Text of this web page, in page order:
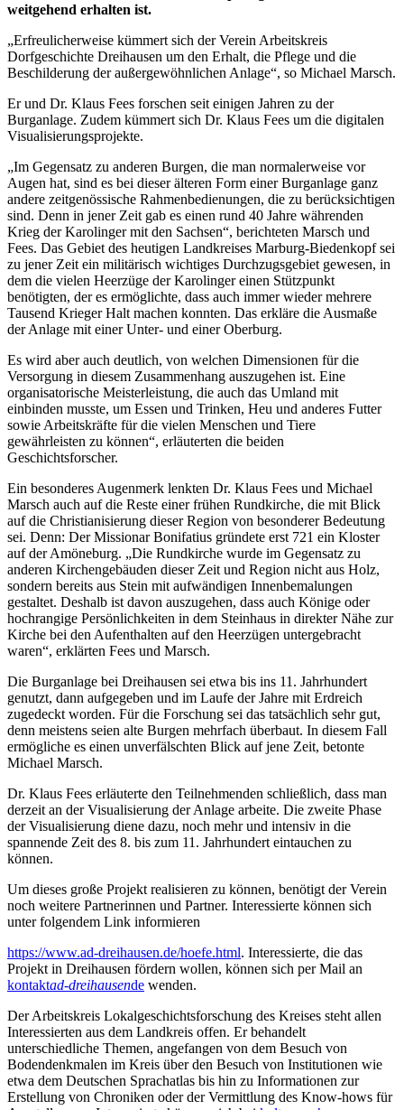
weitgehend erhalten ist.
„Erfreulicherweise kümmert sich der Verein Arbeitskreis
Dorfgeschichte Dreihausen um den Erhalt, die Pflege und die
Beschilderung der außergewöhnlichen Anlage“, so Michael Marsch.
Er und Dr. Klaus Fees forschen seit einigen Jahren zu der
Burganlage. Zudem kümmert sich Dr. Klaus Fees um die digitalen
Visualisierungsprojekte.
„Im Gegensatz zu anderen Burgen, die man normalerweise vor
Augen hat, sind es bei dieser älteren Form einer Burganlage ganz
andere zeitgenössische Rahmenbedienungen, die zu berücksichtigen
sind. Denn in jener Zeit gab es einen rund 40 Jahre währenden
Krieg der Karolinger mit den Sachsen“, berichteten Marsch und
Fees. Das Gebiet des heutigen Landkreises Marburg-Biedenkopf sei
zu jener Zeit ein militärisch wichtiges Durchzugsgebiet gewesen, in
dem die vielen Heerzüge der Karolinger einen Stützpunkt
benötigten, der es ermöglichte, dass auch immer wieder mehrere
Tausend Krieger Halt machen konnten. Das erkläre die Ausmaße
der Anlage mit einer Unter- und einer Oberburg.
Es wird aber auch deutlich, von welchen Dimensionen für die
Versorgung in diesem Zusammenhang auszugehen ist. Eine
organisatorische Meisterleistung, die auch das Umland mit
einbinden musste, um Essen und Trinken, Heu und anderes Futter
sowie Arbeitskräfte für die vielen Menschen und Tiere
gewährleisten zu können“, erläuterten die beiden
Geschichtsforscher.
Ein besonderes Augenmerk lenkten Dr. Klaus Fees und Michael
Marsch auch auf die Reste einer frühen Rundkirche, die mit Blick
auf die Christianisierung dieser Region von besonderer Bedeutung
sei. Denn: Der Missionar Bonifatius gründete erst 721 ein Kloster
auf der Amöneburg. „Die Rundkirche wurde im Gegensatz zu
anderen Kirchengebäuden dieser Zeit und Region nicht aus Holz,
sondern bereits aus Stein mit aufwändigen Innenbemalungen
gestaltet. Deshalb ist davon auszugehen, dass auch Könige oder
hochrangige Persönlichkeiten in dem Steinhaus in direkter Nähe zur
Kirche bei den Aufenthalten auf den Heerzügen untergebracht
waren“, erklärten Fees und Marsch.
Die Burganlage bei Dreihausen sei etwa bis ins 11. Jahrhundert
genutzt, dann aufgegeben und im Laufe der Jahre mit Erdreich
zugedeckt worden. Für die Forschung sei das tatsächlich sehr gut,
denn meistens seien alte Burgen mehrfach überbaut. In diesem Fall
ermögliche es einen unverfälschten Blick auf jene Zeit, betonte
Michael Marsch.
Dr. Klaus Fees erläuterte den Teilnehmenden schließlich, dass man
derzeit an der Visualisierung der Anlage arbeite. Die zweite Phase
der Visualisierung diene dazu, noch mehr und intensiv in die
spannende Zeit des 8. bis zum 11. Jahrhundert eintauchen zu
können.
Um dieses große Projekt realisieren zu können, benötigt der Verein
noch weitere Partnerinnen und Partner. Interessierte können sich
unter folgendem Link informieren
https://www.ad-dreihausen.de/hoefe.html. Interessierte, die das
Projekt in Dreihausen fördern wollen, können sich per Mail an
kontaktad-dreihausende wenden.
Der Arbeitskreis Lokalgeschichtsforschung des Kreises steht allen
Interessierten aus dem Landkreis offen. Er behandelt
unterschiedliche Themen, angefangen von dem Besuch von
Bodendenkmalen im Kreis über den Besuch von Institutionen wie
etwa dem Deutschen Sprachatlas bis hin zu Informationen zur
Erstellung von Chroniken oder der Vermittlung des Know-hows für